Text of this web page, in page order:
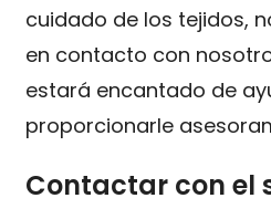
cuidado de los tejidos,
en contacto con
estará encantado de
proporcionarle
Contactar con el